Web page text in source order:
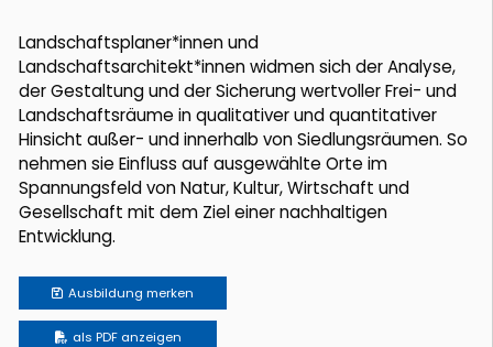
Landschaftsplaner*innen und
Landschaftsarchitekt*innen widmen sich der Analyse,
der Gestaltung und der Sicherung wertvoller Frei- und
Landschaftsräume in qualitativer und quantitativer
Hinsicht außer- und innerhalb von Siedlungsräumen. So
nehmen sie Einfluss auf ausgewählte Orte im
Spannungsfeld von Natur, Kultur, Wirtschaft und
Gesellschaft mit dem Ziel einer nachhaltigen
Entwicklung.
Ausbildung merken
als PDF anzeigen